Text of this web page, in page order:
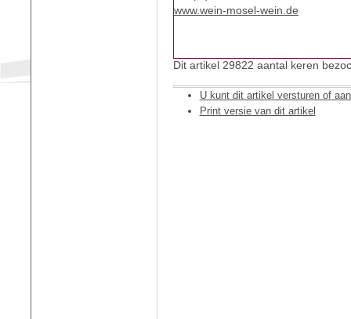
www.wein-mosel-wein.de
Dit artikel 29822 aantal keren
U kunt dit artikel versturen of
Print versie van dit artikel